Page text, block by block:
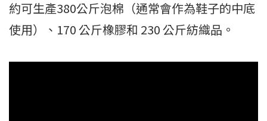
約可生產380公斤泡棉（通常會作為鞋子的中底
使用）、170 公斤橡膠和 230 公斤紡織品。